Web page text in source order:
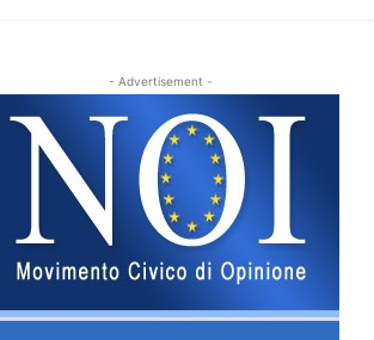
- Advertisement -